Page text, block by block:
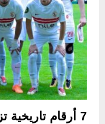
7 أرقام